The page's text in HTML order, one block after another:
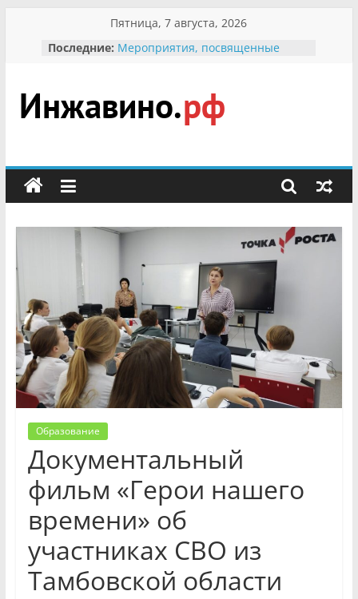
содержимому
Пятница, 7 августа, 2026
Последние: Мероприятия, посвященные
гражданин Инжавинского округа»
участнице Великой
Отечественной, фронтовичке
Безопасность в сети Интернет
мероприятии «Сохраним
первоцветы!»
В вольере Воронинского
заповедника родились крапчатые
суслики
Инжавино.рф
сельский
портал
Образование
Документальный
фильм «Герои нашего
времени» об
участниках СВО из
Тамбовской области